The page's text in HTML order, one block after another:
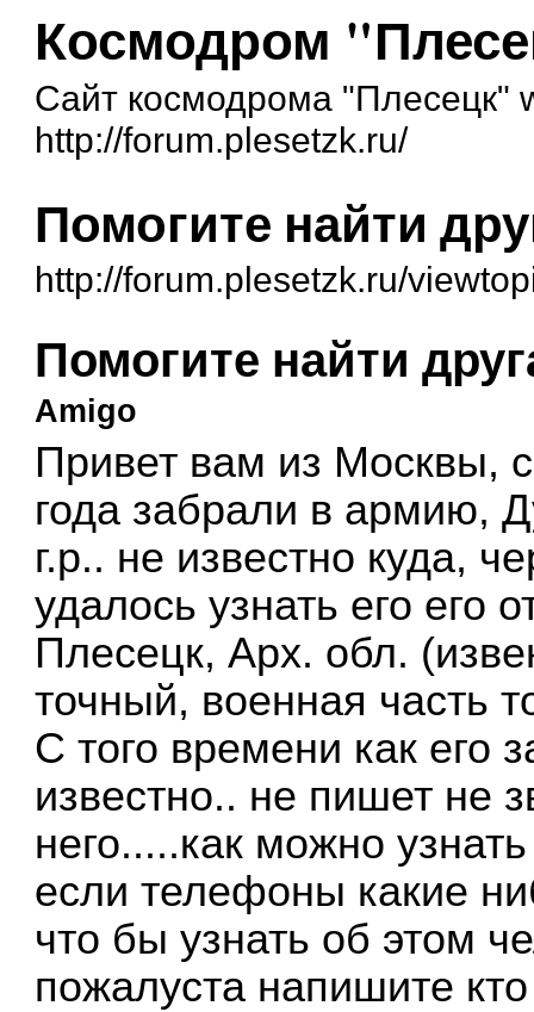
Космодром
Сайт космодрома "Плесецк"
http://forum.plesetzk.ru/
Помогите найти
http://forum.plesetzk.ru/
Помогите найти
Amigo
Привет вам из Москвы,
года забрали в армию,
г.р.. не известно куда,
удалось узнать его его
Плесецк, Арх. обл.
точный, военная часть
С того времени как его
известно.. не пишет не
него.....как можно
если телефоны какие
что бы узнать об этом
пожалуста напишите